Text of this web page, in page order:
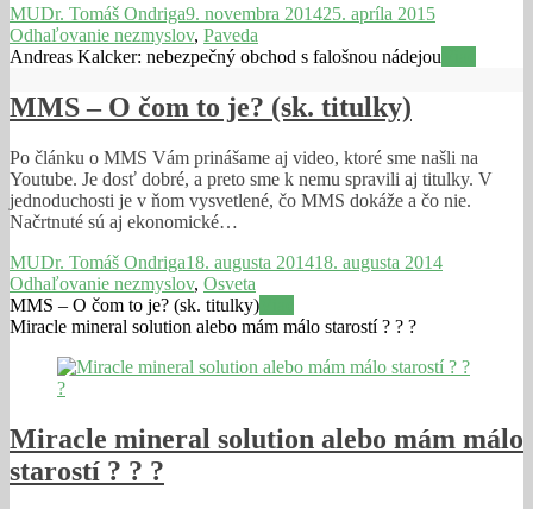
MUDr. Tomáš Ondriga9. novembra 201425. apríla 2015
Odhaľovanie nezmyslov, Paveda
Andreas Kalcker: nebezpečný obchod s falošnou nádejou
MMS – O čom to je? (sk. titulky)
Po článku o MMS Vám prinášame aj video, ktoré sme našli na
Youtube. Je dosť dobré, a preto sme k nemu spravili aj titulky. V
jednoduchosti je v ňom vysvetlené, čo MMS dokáže a čo nie.
Načrtnuté sú aj ekonomické…
MUDr. Tomáš Ondriga18. augusta 201418. augusta 2014
Odhaľovanie nezmyslov, Osveta
MMS – O čom to je? (sk. titulky)
Miracle mineral solution alebo mám málo starostí ? ? ?
Miracle mineral solution alebo mám málo
starostí ? ? ?